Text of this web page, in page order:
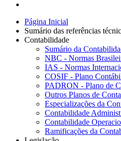
Página Inicial
Sumário das referências
Contabilidade
Sumário da
NBC - Normas
IAS - Normas
COSIF - Plano
PADRON - Plano de
Outros Planos de
Especializações da
Contabilidade
Contabilidade
Ramificações da